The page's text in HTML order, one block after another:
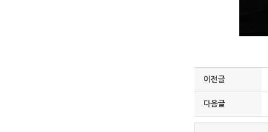
이전글
다음글